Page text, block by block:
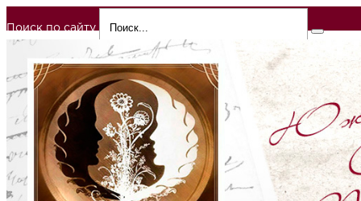
Поиск по сайту